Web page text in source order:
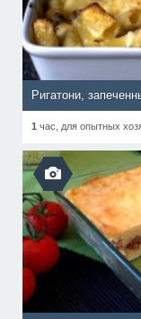
Ригатони,
1 час, для опытных